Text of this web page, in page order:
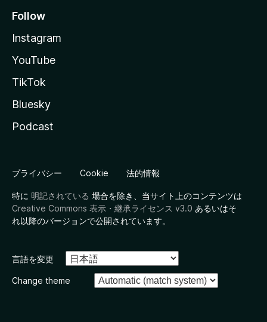
Follow
Instagram
YouTube
TikTok
Bluesky
Podcast
プライバシー Cookie 法的情報
特に 明記されている 場合を除き、当サイト上のコンテンツは
Creative Commons 表示・継承ライセンス v3.0 あるいはそ
れ以降のバージョンで公開されています。
言語を変更
Change theme